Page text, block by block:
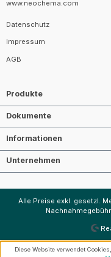
www.neochema.com
Datenschutz
Impressum
AGB
Produkte
Dokumente
Informationen
Unternehmen
Alle Preise exkl. gesetzl.
Diese Website verwendet